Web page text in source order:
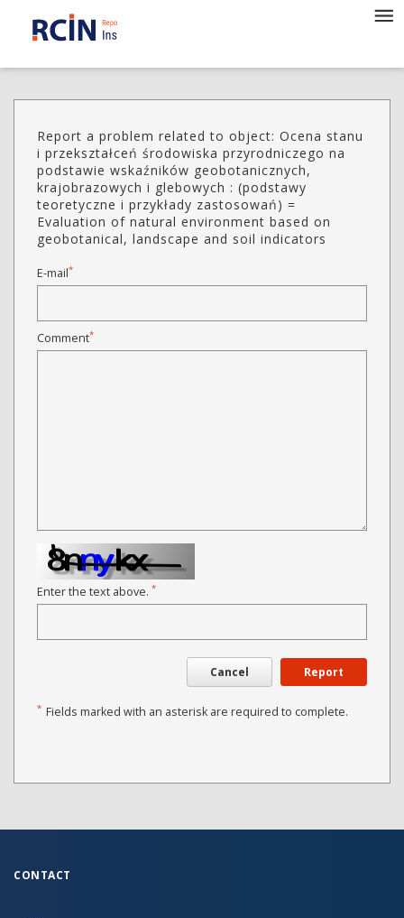
Report a problem related to object: Ocena stanu
i przekształceń środowiska przyrodniczego na
podstawie wskaźników geobotanicznych,
krajobrazowych i glebowych : (podstawy
teoretyczne i przykłady zastosowań) =
Evaluation of natural environment based on
geobotanical, landscape and soil indicators
E-mail*
Comment*
Enter the text above. *
Cancel Report
* Fields marked with an asterisk are required to complete.
CONTACT